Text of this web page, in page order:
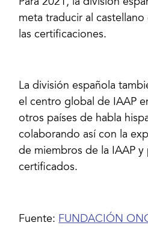
meta traducir al castellano
las certificaciones.
La división española
el centro global de IAAP
otros países de habla
colaborando así con la
de miembros de la IAAP y
certificados.
Fuente: FUNDACIÓN